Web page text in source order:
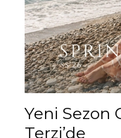
Yeni Sezon
Terzi’de